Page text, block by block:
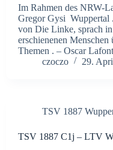
Im Rahmen des NRW-
Gregor Gysi Wuppertal
von Die Linke, sprach
erschienenen Menschen
Themen . – Oscar
czoczo
29.
TSV 1887
TSV 1887 C1j – LTV